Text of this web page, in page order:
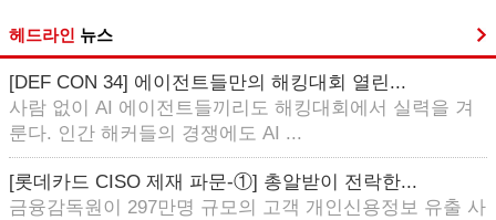
헤드라인 뉴스
[DEF CON 34] 에이전트들만의 해킹대회 열린...
사람 없이 AI 에이전트들끼리도 해킹대회에서 실력을 겨
룬다. 인간 해커들의 경쟁에도 AI ...
[롯데카드 CISO 제재 파문-①] 총알받이 전락한...
금융감독원이 297만명 규모의 고객 개인신용정보 유출 사